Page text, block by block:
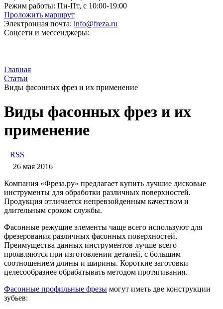
Режим работы: Пн-Пт, с 10:00-19:00
Проложить маршрут
Электронная почта: info@freza.ru
Соцсети и мессенджеры:
Главная
Статьи
Виды фасонных фрез и их применение
Виды фасонных фрез и их
применение
RSS
26 мая 2016
Компания «Фреза.ру» предлагает купить лучшие дисковые
инструменты для обработки различных поверхностей.
Продукция отличается непревзойденным качеством и
длительным сроком службы.
Фасонные режущие элементы чаще всего используют для
фрезерования различных фасонных поверхностей.
Преимущества данных инструментов лучше всего
проявляются при изготовлении деталей, с большим
соотношением длины и ширины. Короткие заготовки
целесообразнее обрабатывать методом протягивания.
Фасонные профильные фрезы могут иметь две конструкции
зубьев: